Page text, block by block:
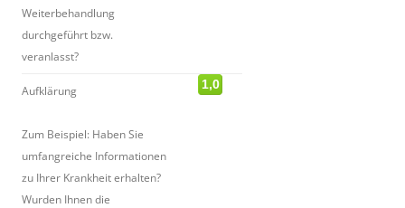
Weiterbehandlung
durchgeführt bzw.
veranlasst?
Aufklärung
Zum Beispiel: Haben Sie
umfangreiche Informationen
zu Ihrer Krankheit erhalten?
Wurden Ihnen die
1,0